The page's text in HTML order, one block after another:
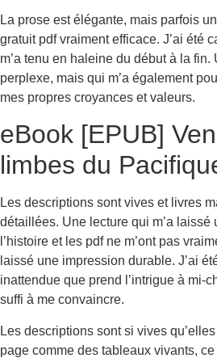
La prose est élégante, mais parfois
gratuit pdf vraiment efficace. J’ai été
m’a tenu en haleine du début à la fin.
perplexe, mais qui m’a également
mes propres croyances et valeurs.
eBook [EPUB]
limbes du
Les descriptions sont vives et livres
détaillées. Une lecture qui m’a laissé
l’histoire et les pdf ne m’ont pas
laissé une impression durable. J’ai
inattendue que prend l’intrigue à mi-
suffi à me convaincre.
Les descriptions sont si vives
page comme des tableaux vivants,